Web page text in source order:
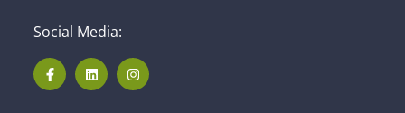
Social Media: